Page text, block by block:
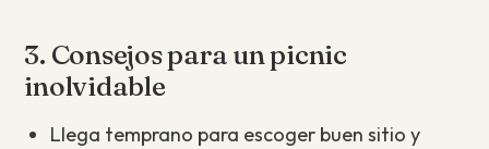
3. Consejos para un picnic
inolvidable
Llega temprano para escoger buen sitio y